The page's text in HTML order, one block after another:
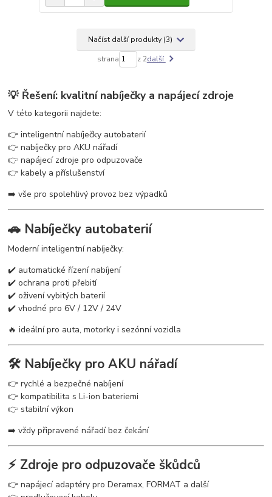
Načíst další produkty (3)
strana z 2další
💡 Řešení: kvalitní nabíječky a napájecí zdroje
V této kategorii najdete:
👉 inteligentní nabíječky autobaterií
👉 nabíječky pro AKU nářadí
👉 napájecí zdroje pro odpuzovače
👉 kabely a příslušenství
➡️ vše pro spolehlivý provoz bez výpadků
🚗 Nabíječky autobaterií
Moderní inteligentní nabíječky:
✔️ automatické řízení nabíjení
✔️ ochrana proti přebití
✔️ oživení vybitých baterií
✔️ vhodné pro 6V / 12V / 24V
🔥 ideální pro auta, motorky i sezónní vozidla
🛠️ Nabíječky pro AKU nářadí
👉 rychlé a bezpečné nabíjení
👉 kompatibilita s Li-ion bateriemi
👉 stabilní výkon
➡️ vždy připravené nářadí bez čekání
⚡ Zdroje pro odpuzovače škůdců
👉 napájecí adaptéry pro Deramax, FORMAT a další